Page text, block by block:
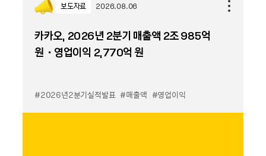
보도자료 2026.08.06
카카오, 2026년 2분기 매출액 2조 985억
원・영업이익 2,770억 원
#2026년2분기실적발표 #매출액 #영업이익